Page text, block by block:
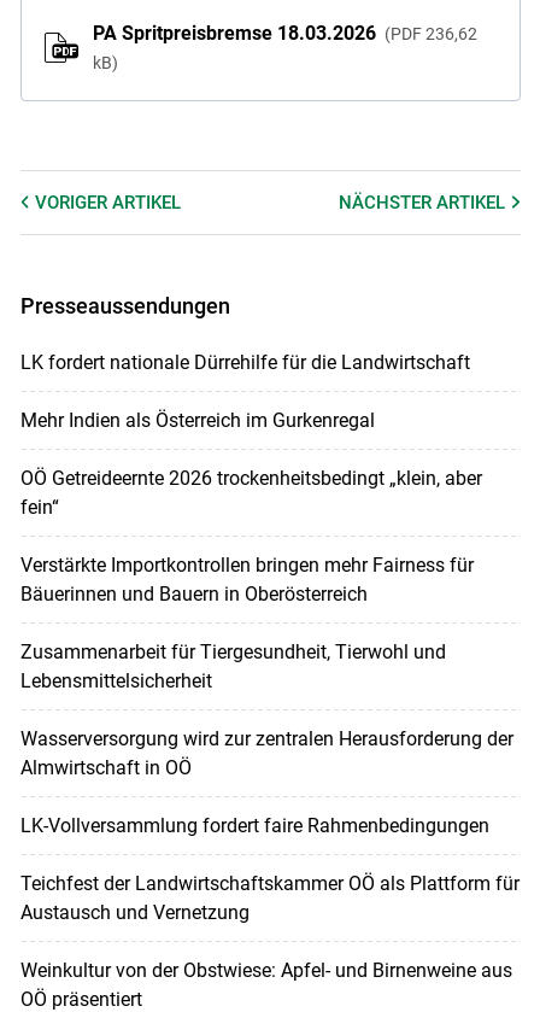
PA Spritpreisbremse 18.03.2026 PDF 236,62
kB
VORIGER ARTIKEL NÄCHSTERARTIKEL
Presseaussendungen
LK fordert nationale Dürrehilfe für die Landwirtschaft
Mehr Indien als Österreich im Gurkenregal
OÖ Getreideernte 2026 trockenheitsbedingt „klein, aber
fein“
Verstärkte Importkontrollen bringen mehr Fairness für
Bäuerinnen und Bauern in Oberösterreich
Zusammenarbeit für Tiergesundheit, Tierwohl und
Lebensmittelsicherheit
Wasserversorgung wird zur zentralen Herausforderung der
Almwirtschaft in OÖ
LK-Vollversammlung fordert faire Rahmenbedingungen
Teichfest der Landwirtschaftskammer OÖ als Plattform für
Austausch und Vernetzung
Weinkultur von der Obstwiese: Apfel- und Birnenweine aus
OÖ präsentiert